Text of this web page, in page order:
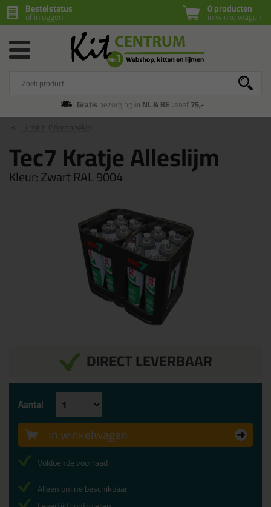
0 producten
in winkelwagen
Bestelstatus
of inloggen
Gratisbezorging in NL & BEvanaf75,-
Tec7 Kratje Alleslijm
Kleur:Zwart RAL 9004
DIRECT LEVERBAAR
Aantal
In winkelwagen
Voldoende voorraad
Alleen online beschikbaar